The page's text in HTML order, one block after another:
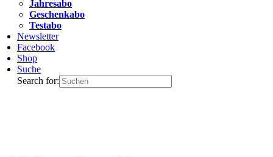
Jahresabo
Geschenkabo
Testabo
Newsletter
Facebook
Shop
Suche
Search for: